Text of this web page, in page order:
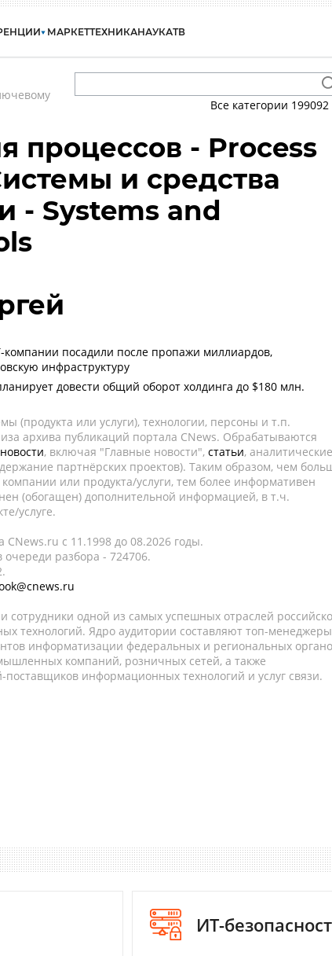
МАРКЕТТЕХНИКАНАУКАТВ
Все категории 199092
процессов - Process
и средства
- Systems and
посадили после пропажи миллиардов,
инфраструктуру
довести общий оборот холдинга до $180 млн.
(продукта или услуги), технологии, персоны и т.п.
архива публикаций портала CNews. Обрабатываются
новости, включая "Главные новости", статьи, аналитические
партнёрских проектов). Таким образом, чем
или продукта/услуги, тем более информативен
(обогащен) дополнительной информацией, в т.ч.
услуге.
c 11.1998 до 08.2026 годы.
разбора - 724706.
сотрудники одной из самых успешных отраслей
технологий. Ядро аудитории составляют топ-
информатизации федеральных и региональных
компаний, розничных сетей, а также
информационных технологий и услуг связи.
ИТ-